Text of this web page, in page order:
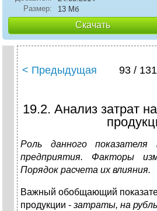
Размер:
13 Мб
Скачать
< Предыдущая 93 / 131
19.2. Анализ затрат
Роль данного
предприятия. Факторы
Порядок расчета их влияния.
Важный обобщающий
продукции - затраты, на